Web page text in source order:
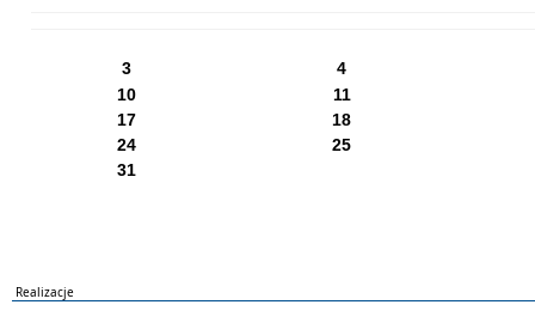
3
4
10
11
17
18
24
25
31
Realizacje